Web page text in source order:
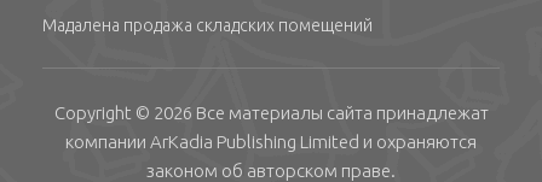
Мадалена продажа складских помещений
Copyright © 2026 Все материалы сайта принадлежат
компании ArKadia Publishing Limited и охраняются
законом об авторском праве.